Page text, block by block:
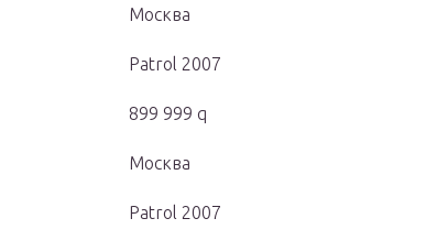
Москва
Patrol 2007
899 999 q
Москва
Patrol 2007